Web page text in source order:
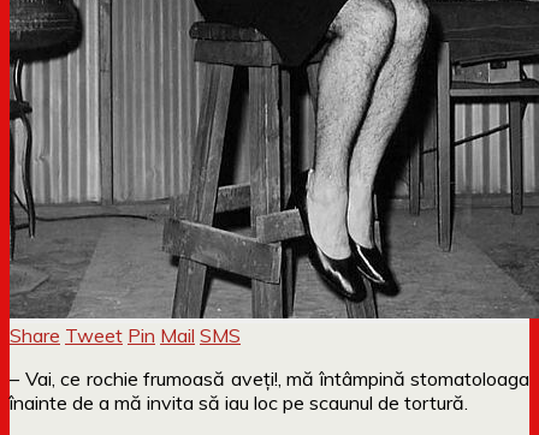
Share Tweet Pin Mail SMS
– Vai, ce rochie frumoasă aveți!, mă întâmpină stomatoloaga
înainte de a mă invita să iau loc pe scaunul de tortură.